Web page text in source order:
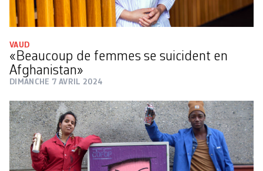
VAUD
«Beaucoup de femmes se suicident en
Afghanistan»
DIMANCHE 7 AVRIL 2024